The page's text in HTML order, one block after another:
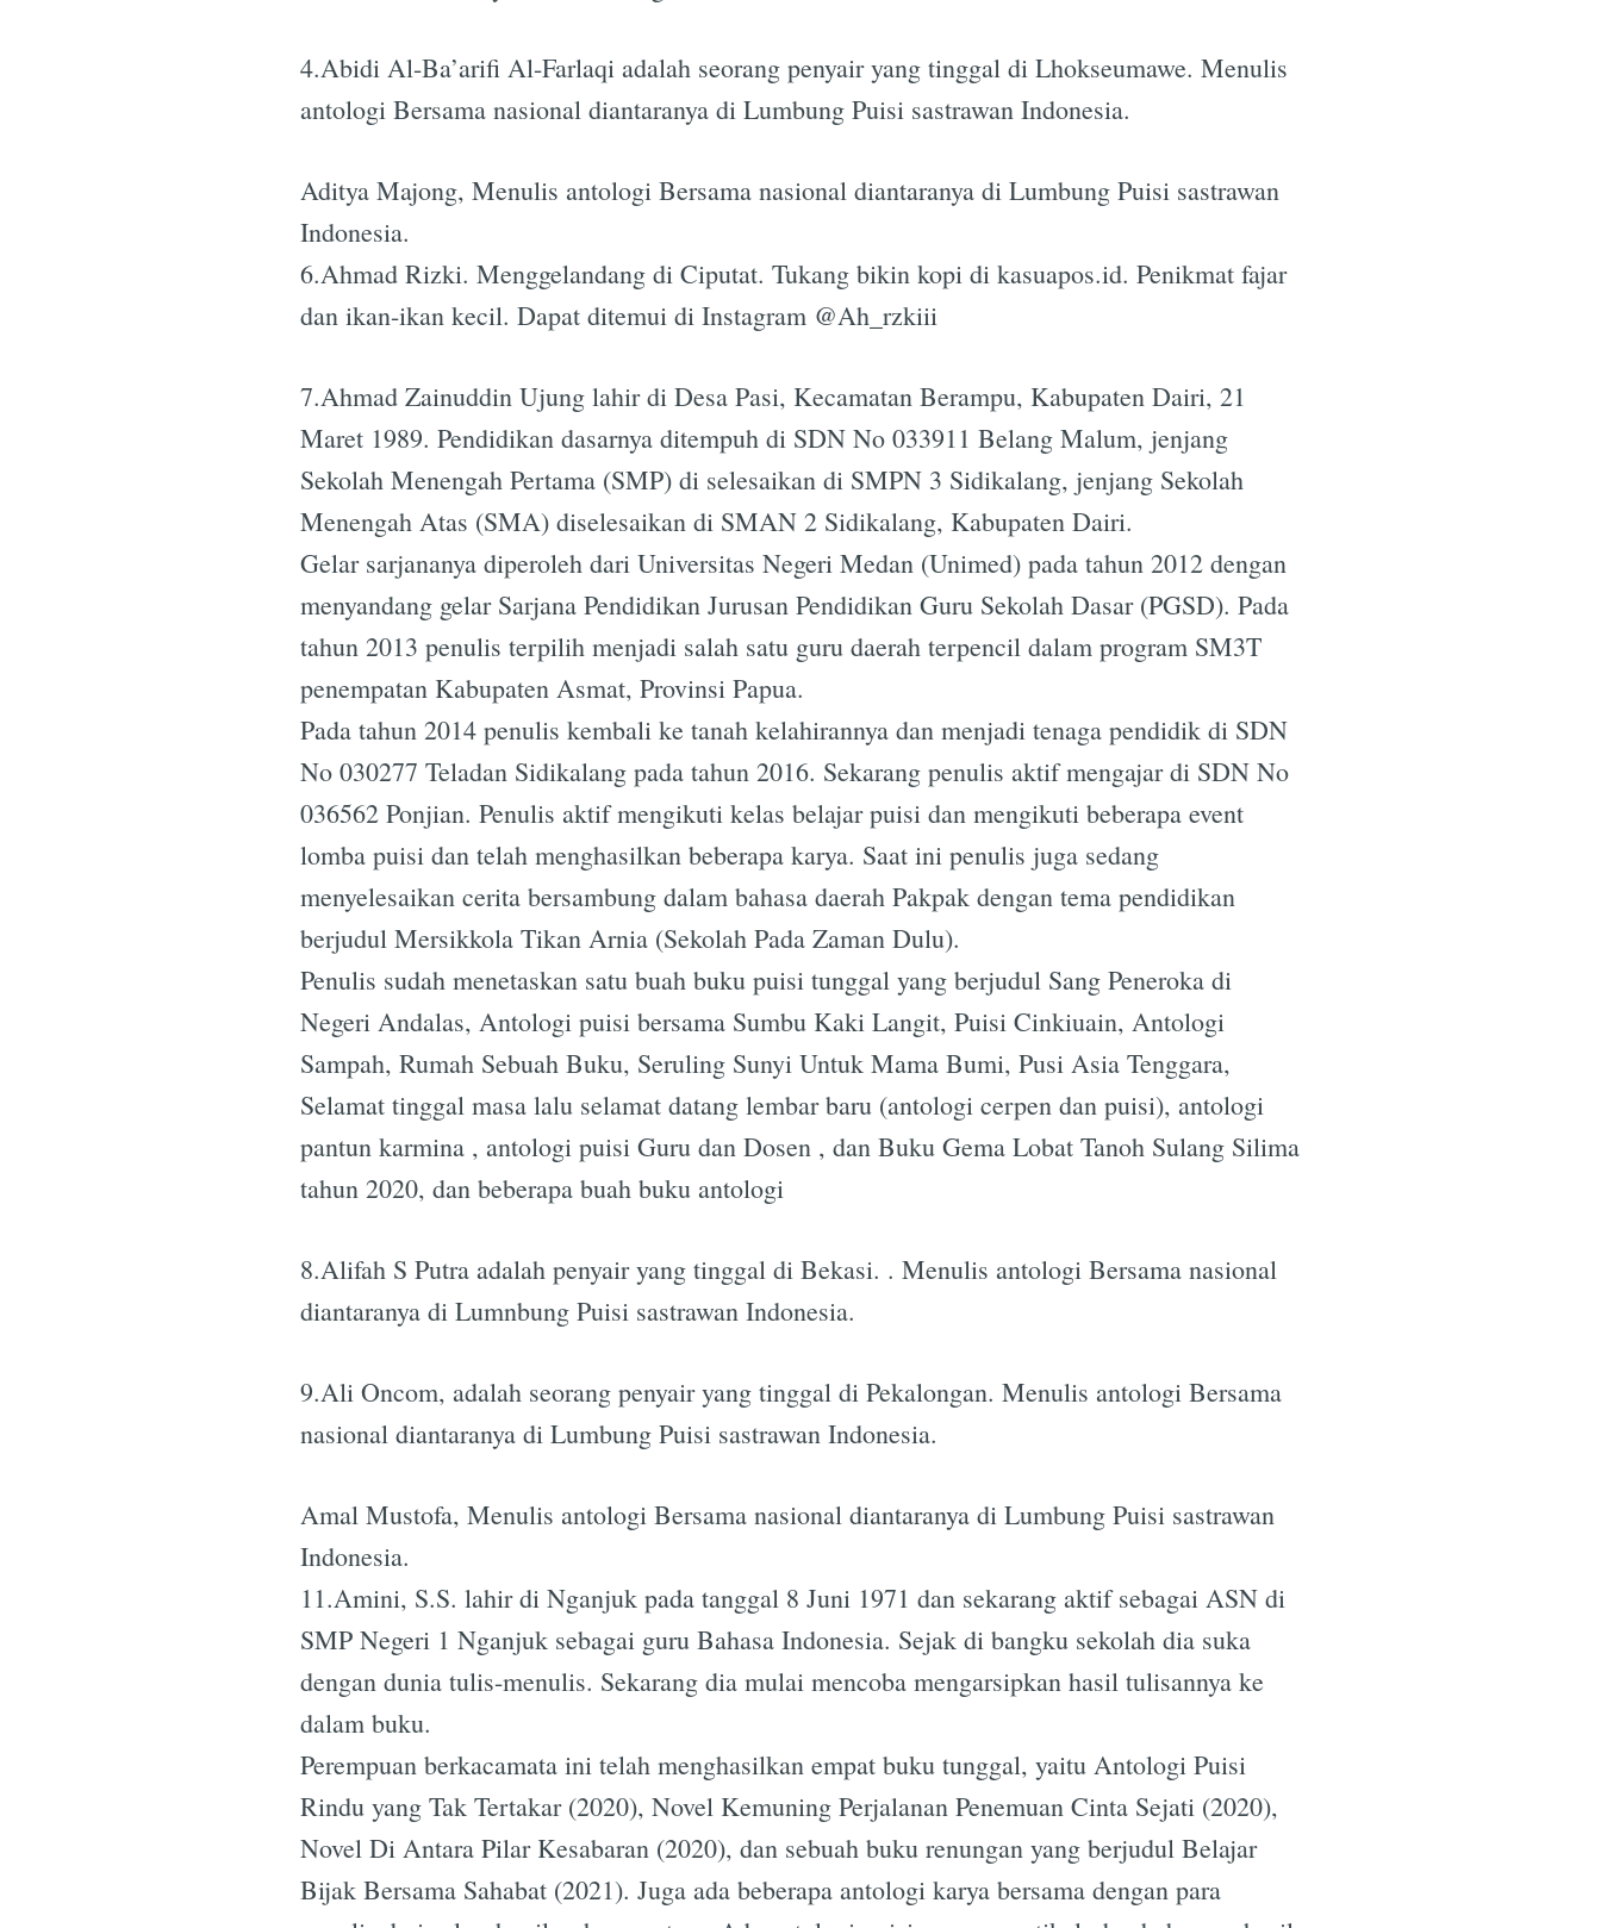
4.Abidi Al-Ba’arifi Al-Farlaqi adalah seorang penyair yang tinggal di Lhokseumawe. Menulis
antologi Bersama nasional diantaranya di Lumbung Puisi sastrawan Indonesia.
Aditya Majong, Menulis antologi Bersama nasional diantaranya di Lumbung Puisi sastrawan
Indonesia.
6.Ahmad Rizki. Menggelandang di Ciputat. Tukang bikin kopi di kasuapos.id. Penikmat fajar
dan ikan-ikan kecil. Dapat ditemui di Instagram @Ah_rzkiii
7.Ahmad Zainuddin Ujung lahir di Desa Pasi, Kecamatan Berampu, Kabupaten Dairi, 21
Maret 1989. Pendidikan dasarnya ditempuh di SDN No 033911 Belang Malum, jenjang
Sekolah Menengah Pertama (SMP) di selesaikan di SMPN 3 Sidikalang, jenjang Sekolah
Menengah Atas (SMA) diselesaikan di SMAN 2 Sidikalang, Kabupaten Dairi.
Gelar sarjananya diperoleh dari Universitas Negeri Medan (Unimed) pada tahun 2012 dengan
menyandang gelar Sarjana Pendidikan Jurusan Pendidikan Guru Sekolah Dasar (PGSD). Pada
tahun 2013 penulis terpilih menjadi salah satu guru daerah terpencil dalam program SM3T
penempatan Kabupaten Asmat, Provinsi Papua.
Pada tahun 2014 penulis kembali ke tanah kelahirannya dan menjadi tenaga pendidik di SDN
No 030277 Teladan Sidikalang pada tahun 2016. Sekarang penulis aktif mengajar di SDN No
036562 Ponjian. Penulis aktif mengikuti kelas belajar puisi dan mengikuti beberapa event
lomba puisi dan telah menghasilkan beberapa karya. Saat ini penulis juga sedang
menyelesaikan cerita bersambung dalam bahasa daerah Pakpak dengan tema pendidikan
berjudul Mersikkola Tikan Arnia (Sekolah Pada Zaman Dulu).
Penulis sudah menetaskan satu buah buku puisi tunggal yang berjudul Sang Peneroka di
Negeri Andalas, Antologi puisi bersama Sumbu Kaki Langit, Puisi Cinkiuain, Antologi
Sampah, Rumah Sebuah Buku, Seruling Sunyi Untuk Mama Bumi, Pusi Asia Tenggara,
Selamat tinggal masa lalu selamat datang lembar baru (antologi cerpen dan puisi), antologi
pantun karmina , antologi puisi Guru dan Dosen , dan Buku Gema Lobat Tanoh Sulang Silima
tahun 2020, dan beberapa buah buku antologi
8.Alifah S Putra adalah penyair yang tinggal di Bekasi. . Menulis antologi Bersama nasional
diantaranya di Lumnbung Puisi sastrawan Indonesia.
9.Ali Oncom, adalah seorang penyair yang tinggal di Pekalongan. Menulis antologi Bersama
nasional diantaranya di Lumbung Puisi sastrawan Indonesia.
Amal Mustofa, Menulis antologi Bersama nasional diantaranya di Lumbung Puisi sastrawan
Indonesia.
11.Amini, S.S. lahir di Nganjuk pada tanggal 8 Juni 1971 dan sekarang aktif sebagai ASN di
SMP Negeri 1 Nganjuk sebagai guru Bahasa Indonesia. Sejak di bangku sekolah dia suka
dengan dunia tulis-menulis. Sekarang dia mulai mencoba mengarsipkan hasil tulisannya ke
dalam buku.
Perempuan berkacamata ini telah menghasilkan empat buku tunggal, yaitu Antologi Puisi
Rindu yang Tak Tertakar (2020), Novel Kemuning Perjalanan Penemuan Cinta Sejati (2020),
Novel Di Antara Pilar Kesabaran (2020), dan sebuah buku renungan yang berjudul Belajar
Bijak Bersama Sahabat (2021). Juga ada beberapa antologi karya bersama dengan para
Subscribe